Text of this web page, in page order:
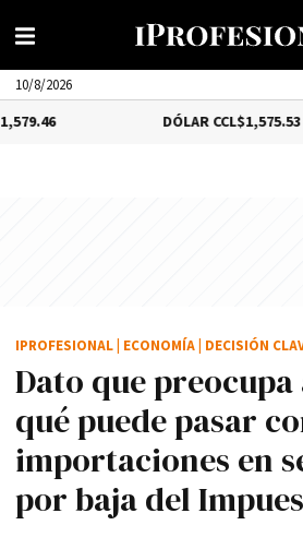
10/8/2026
$1,575.53
Dato que preocupa
qué puede pasar
importaciones en
por baja del
IPROFESIONAL ECONOMÍA DECISIÓN